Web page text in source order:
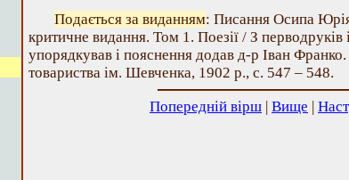
Подається за виданням: Писання Осипа
критичне видання. Том 1. Поезії / З перводруків
упорядкував і пояснення додав д-р Іван
товариства ім. Шевченка, 1902 р., с. 547 – 548.
Попередній вірш | Вище |